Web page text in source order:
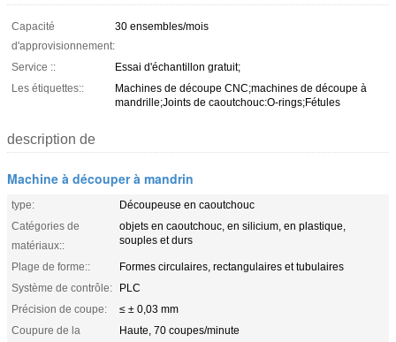
Capacité
d'approvisionnement:
30 ensembles/mois
Service ::
Essai d'échantillon gratuit;
Les étiquettes::
Machines de découpe CNC;machines de découpe à
mandrille;Joints de caoutchouc:O-rings;Fétules
description de
Machine à découper à mandrin
type:
Découpeuse en caoutchouc
Catégories de
matériaux::
objets en caoutchouc, en silicium, en plastique,
souples et durs
Plage de forme::
Formes circulaires, rectangulaires et tubulaires
Système de contrôle:
PLC
Précision de coupe:
≤ ± 0,03 mm
Coupure de la
Haute, 70 coupes/minute